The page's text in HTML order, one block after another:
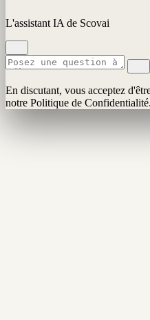
L'assistant IA de Scovai
En discutant, vous acceptez
notre Politique de Confidentialité.